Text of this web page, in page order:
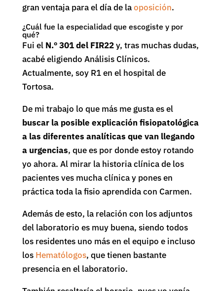
gran ventaja para el día de laoposición.
¿Cuál fue la especialidad que escogiste y por
qué?
Fui el N.º 301 del FIR22y, tras muchas dudas,
acabé eligiendo Análisis Clínicos.
Actualmente, soy R1 en el hospital de
Tortosa.
De mi trabajo lo que más me gusta es el
buscar la posible explicación fisiopatológica
a las diferentes analíticas que van llegando
a urgencias, que es por donde estoy rotando
yo ahora. Al mirar la historia clínica de los
pacientes ves mucha clínica y pones en
práctica toda la fisio aprendida con Carmen.
Además de esto, la relación con los adjuntos
del laboratorio es muy buena, siendo todos
los residentes uno más en el equipo e incluso
los Hematólogos, que tienen bastante
presencia en el laboratorio.